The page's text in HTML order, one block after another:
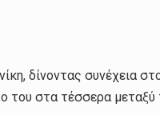
δίνοντας συνέχεια
του στα τέσσερα μεταξύ